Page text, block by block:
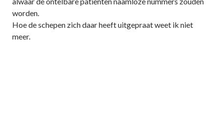
worden.
Hoe de schepen zich daar heeft uitgepraat weet ik niet
meer.